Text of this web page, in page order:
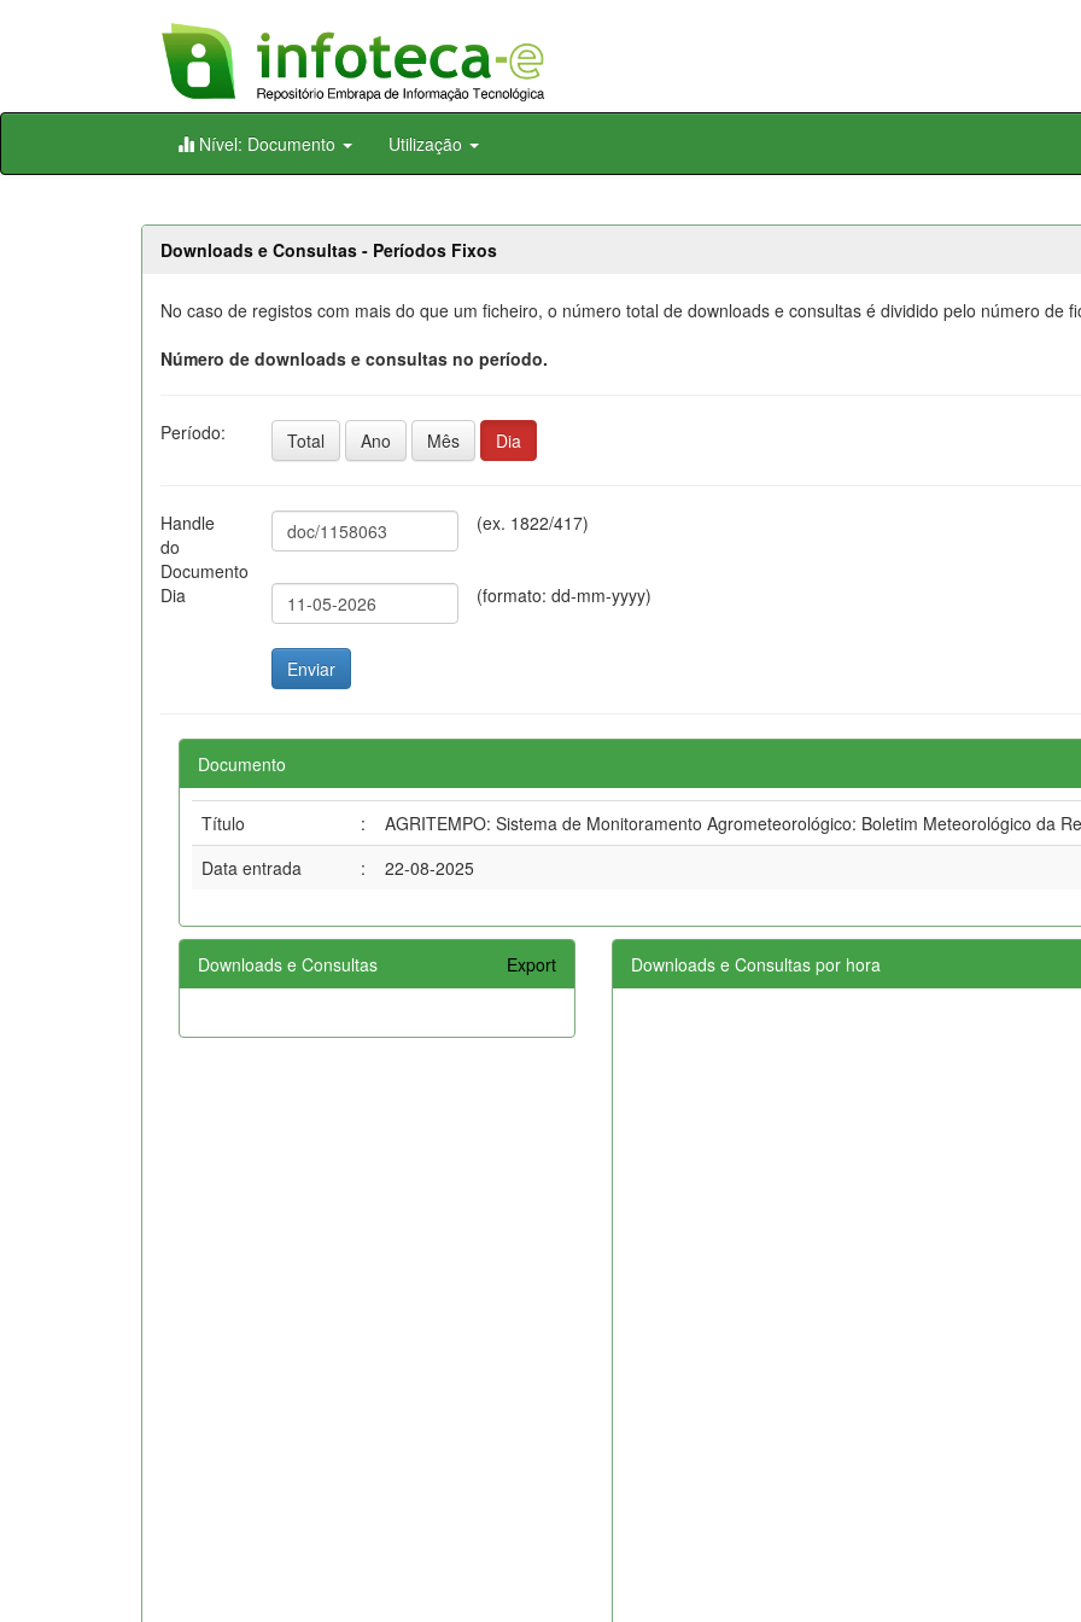
Skip
Nível: Documento Utilização
Downloads e Consultas - Períodos Fixos
No caso de registos com mais do que um ficheiro, o número total de downloads e consultas é dividido pelo número de
Número de downloads e consultas no período.
Período: Total Ano Mês Dia
Handle
do
Documento
(ex. 1822/417)
Dia (formato: dd-mm-yyyy)
Documento
Título :
AGRITEMPO: Sistema de Monitoramento Agrometeorológico: Boletim Meteorológico da
Data entrada
: 22-08-2025
Downloads e Consultas Export Downloads e Consultas por hora